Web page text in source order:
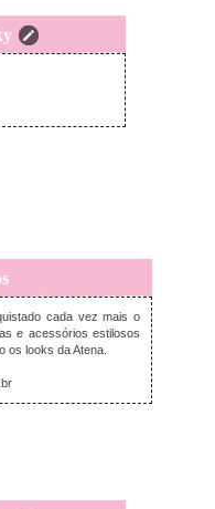
feira, setembro 16, 2015
feira, setembro 16, 2015
cada vez mais o
e acessórios estilosos
os looks da Atena.